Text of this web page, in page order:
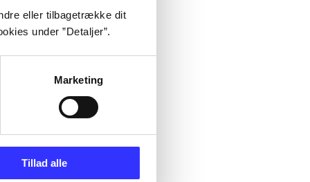
eller tilbagetrække dit
under ”Detaljer”.
Marketing
Tillad alle